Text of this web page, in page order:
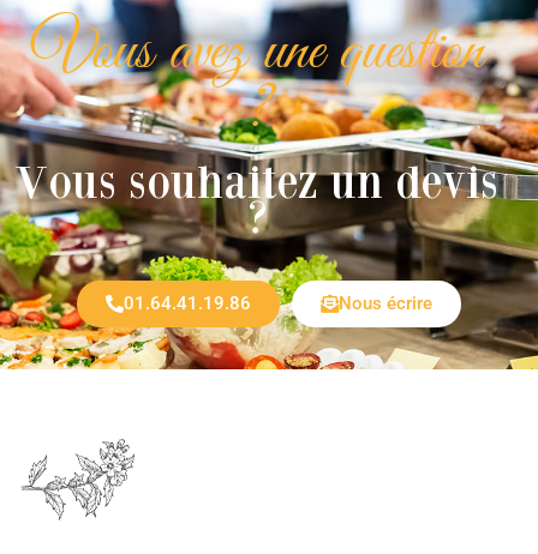
Vous avez une question
?
Vous souhaitez un devis
?
01.64.41.19.86 Nous écrire